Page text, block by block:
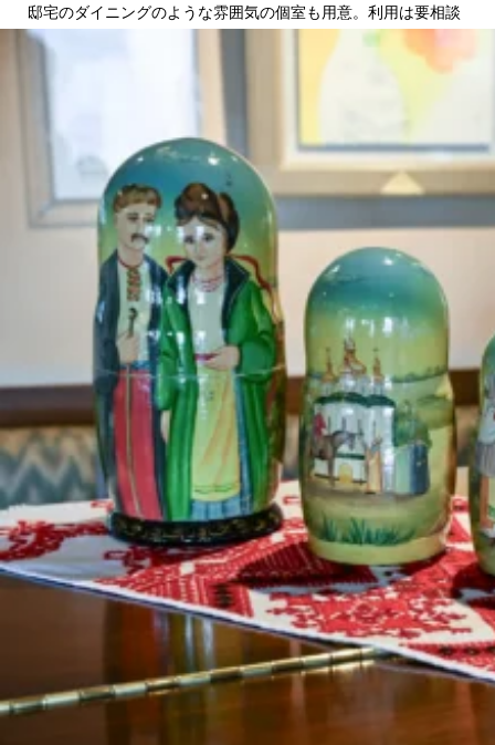
邸宅のダイニングのような雰囲気の個室も用意。利用は要相談